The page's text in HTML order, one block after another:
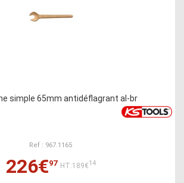
simple 65mm antidéflagrant al-br
Ref : 967.1165
226€97 HT:189€14